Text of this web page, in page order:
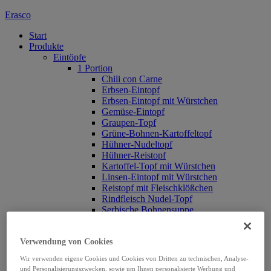
Erasco
Start
Produkte
Eintöpfe
1 Portion
Chili con Carne
Erbsen-Eintopf
Erbsen-Eintopf mit Würstchen
Gemüse-Eintopf
Graupen-Topf
Grüne-Bohnen-Kartoffeltopf
Hühner-Nudeltopf
Hühner-Reistopf
Kartoffel-Topf mit Würstchen
Linsen-Eintopf mit Würstchen
Reistopf mit Fleischklößchen
Rindfleisch Nudel-Topf
Serbische Bohnensuppe
Hühner Nudel-Topf
Grüne Bohnen-Eintopf
Verwendung von Cookies
Wir verwenden eigene Cookies und Cookies von Dritten zu technischen, Analyse-
und Personalisierungszwecken, sowie um Ihnen personalisierte Werbung und